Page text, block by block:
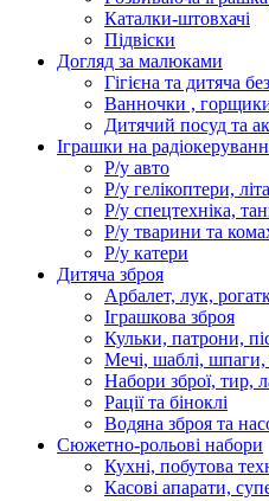
Каталки-штовхачі
Підвіски
Догляд за малюками
Гігієна та дитяча
Ванночки ,
Дитячий посуд та
Іграшки на
Р/у авто
Р/у гелікоптери,
Р/у спецтехніка,
Р/у тварини та
Р/у катери
Дитяча зброя
Арбалет, лук,
Іграшкова зброя
Кульки, патрони,
Мечі, шаблі,
Набори зброї, тир,
Рації та біноклі
Водяна зброя та
Сюжетно-рольові набори
Кухні, побутова
Касові апарати,